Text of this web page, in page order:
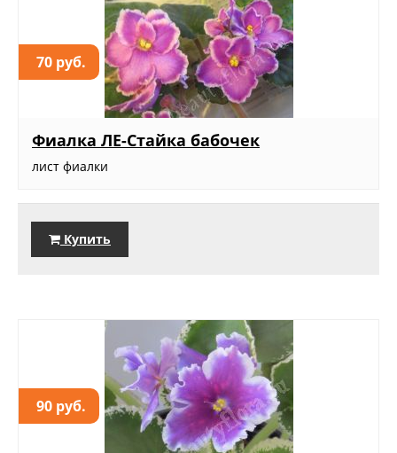
70 руб.
Фиалка ЛЕ-Стайка бабочек
лист фиалки
Купить
90 руб.